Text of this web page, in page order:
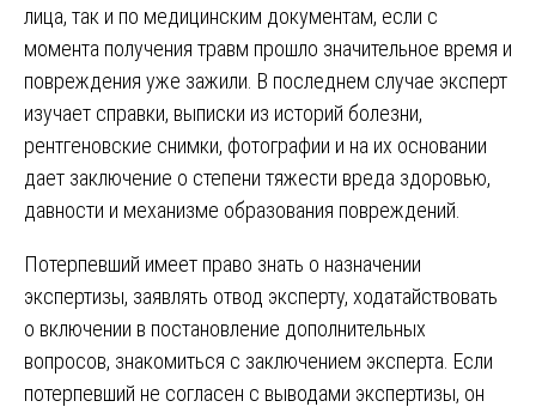
лица, так и по медицинским документам, если с
момента получения травм прошло значительное время и
повреждения уже зажили. В последнем случае эксперт
изучает справки, выписки из историй болезни,
рентгеновские снимки, фотографии и на их основании
дает заключение о степени тяжести вреда здоровью,
давности и механизме образования повреждений.
Потерпевший имеет право знать о назначении
экспертизы, заявлять отвод эксперту, ходатайствовать
о включении в постановление дополнительных
вопросов, знакомиться с заключением эксперта. Если
потерпевший не согласен с выводами экспертизы, он